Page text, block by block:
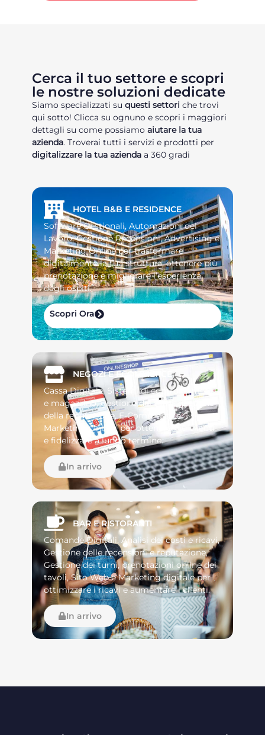
Cerca il tuo settore e scopri
le nostre soluzioni dedicate
Siamo specializzati su questi settori che trovi
qui sotto! Clicca su ognuno e scopri i maggiori
dettagli su come possiamo aiutare la tua
azienda. Troverai tutti i servizi e prodotti per
digitalizzare la tua azienda a 360 gradi
HOTEL B&B E RESIDENCE
Software Gestionali, Automazioni del
Lavoro, Gestione Recensioni, Advertising e
Marketing Online per trasformare
digitalmente la tua struttura, ottenere più
prenotazione e migliorare l’esperienza
degli ospiti.
Scopri Ora
NEGOZI E ECOMMERCE
Cassa Digitale, Sistemi di controllo merci
e magazzino, gestione dei turni, gestione
della reputazione, E-Commerce e
Marketing Online, per ottenere più clienti
e fidelizzare a lungo termine.
In arrivo
BAR E RISTORANTI
Comande Digitali, Analisi dei costi e ricavi,
Gestione delle recensioni e reputazione,
Gestione dei turni, prenotazioni online dei
tavoli, Sito Web e Marketing digitale per
ottimizzare i ricavi e aumentare i clienti.
In arrivo